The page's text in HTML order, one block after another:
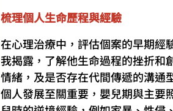
梳理個人生命歷程與經驗
在心理治療中，評估個案的早期經
我揭露，了解他生命過程的挫折和
情緒，及是否存在代間傳遞的溝通
個人發展至關重要，嬰兒期與主要